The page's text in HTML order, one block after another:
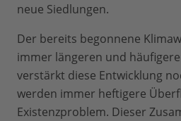
neue Siedlungen.
Der bereits begonnene
immer längeren und
verstärkt diese Entwicklung
werden immer heftigere
Existenzproblem. Dieser